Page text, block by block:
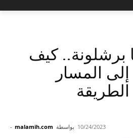
برشلونة.. كيف
المسار
بواسطة malamih.com
- 10/24/2023